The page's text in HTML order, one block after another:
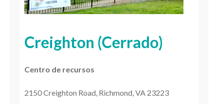
Creighton (Cerrado)
Centro de recursos
2150 Creighton Road, Richmond, VA 23223